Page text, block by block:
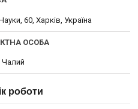
60, Харків, Україна
Чалий
роботи